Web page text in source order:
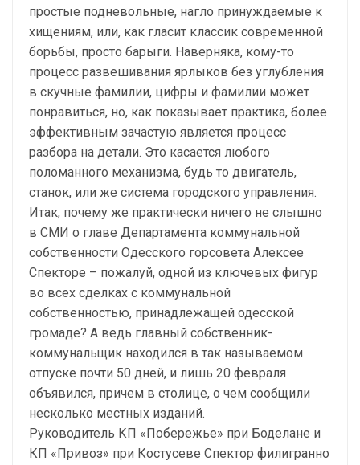
простые подневольные, нагло принуждаемые к
хищениям, или, как гласит классик современной
борьбы, просто барыги. Наверняка, кому-то
процесс развешивания ярлыков без углубления
в скучные фамилии, цифры и фамилии может
понравиться, но, как показывает практика, более
эффективным зачастую является процесс
разбора на детали. Это касается любого
поломанного механизма, будь то двигатель,
станок, или же система городского управления.
Итак, почему же практически ничего не слышно
в СМИ о главе Департамента коммунальной
собственности Одесского горсовета Алексее
Спекторе – пожалуй, одной из ключевых фигур
во всех сделках с коммунальной
собственностью, принадлежащей одесской
громаде? А ведь главный собственник-
коммунальщик находился в так называемом
отпуске почти 50 дней, и лишь 20 февраля
объявился, причем в столице, о чем сообщили
несколько местных изданий.
Руководитель КП «Побережье» при Боделане и
КП «Привоз» при Костусеве Спектор филигранно